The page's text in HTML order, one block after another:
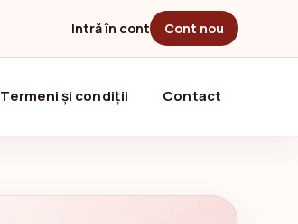
Intră în cont Cont nou
Termeni și condiții Contact